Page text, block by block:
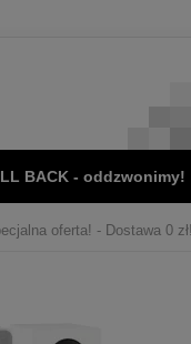
BACK - oddzwonimy!
oferta! - Dostawa 0 zł!